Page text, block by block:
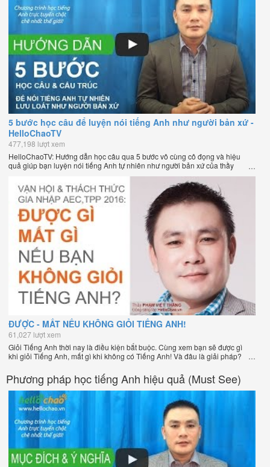
5 bước học câu để luyện nói tiếng Anh như người bản xứ -
HelloChaoTV
477,198 lượt xem
HelloChaoTV: Hướng dẫn học câu qua 5 bước vô cùng cô đọng và hiệu
quả giúp bạn luyện nói tiếng Anh tự nhiên như người bản xứ của thầy
Phạm Việt Thắng, đồng sáng lập HelloChao.vn - Chương trình dạy tiếng
Anh trực tuyến chặt chẽ nhất thế giới.
ĐƯỢC - MẤT NẾU KHÔNG GIỎI TIẾNG ANH!
61,027 lượt xem
Giỏi Tiếng Anh thời nay là điều kiện bắt buộc. Cùng xem bạn sẽ được gì
khi giỏi Tiếng Anh, mất gì khi không có Tiếng Anh! Và đâu là giải pháp?
Phương pháp học tiếng Anh hiệu quả (Must See)